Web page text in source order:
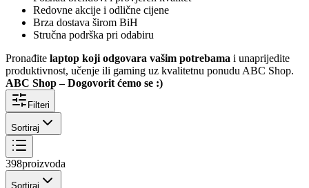
Redovne akcije i odlične cijene
Brza dostava širom BiH
Stručna podrška pri odabiru
Pronađite laptop koji odgovara vašim potrebama i unaprijedite
produktivnost, učenje ili gaming uz kvalitetnu ponudu ABC Shop.
ABC Shop – Dogovorit ćemo se :)
Filteri
Sortiraj
398proizvoda
Sortiraj